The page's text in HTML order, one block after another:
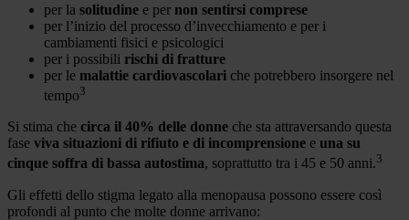
per la solitudine e per non sentirsi comprese
per l’inizio del processo d’invecchiamento e per i
cambiamenti fisici e psicologici
per i possibili rischi di fratture
per le malattie cardiovascolari che potrebbero insorgere nel
tempo3
Si stima che circa il 40% delle donne che sta attraversando questa
fase viva situazioni di rifiuto e di incomprensione e una su
cinque soffra di bassa autostima, soprattutto tra i 45 e 50 anni.3
Gli effetti dello stigma legato alla menopausa possono essere così
profondi al punto che molte donne arrivano: